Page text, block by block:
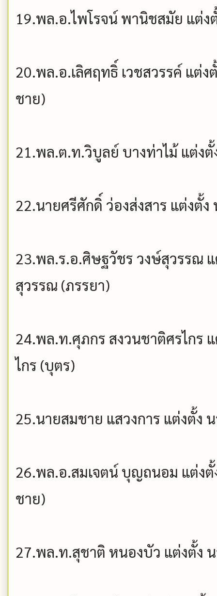
19.พล.อ.ไพโรจน์ พานิชสมัย แต่
20.พล.อ.เลิศฤทธิ์ เวชสวรรค์ แต่
ชาย)
21.พล.ต.ท.วิบูลย์ บางท่าไม้ แต่ง
22.นายศรีศักดิ์ ว่องส่งสาร แต่งตั้ง
23.พล.ร.อ.ศิษฐวัชร วงษ์สุวรรณ
สุวรรณ (ภรรยา)
24.พล.ท.ศุภกร สงวนชาติศรไกร
ไกร (บุตร)
25.นายสมชาย แสวงการ แต่งตั้ง
26.พล.อ.สมเจตน์ บุญถนอม แต่ง
ชาย)
27.พล.ท.สุชาติ หนองบัว แต่งตั้ง